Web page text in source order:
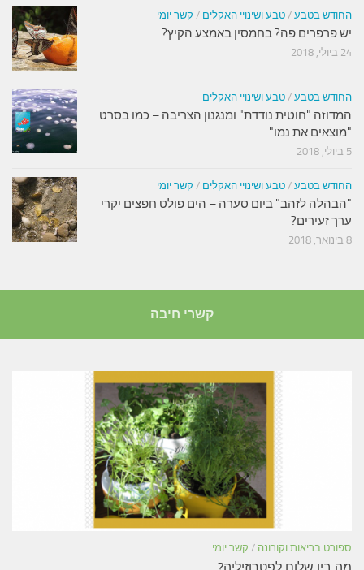
החודש בטבע / טבע ושינויי האקלים / קשר יומי
יש פרפרים פה? בחמסין באמצע הקיץ?
24 ביולי, 2018
החודש בטבע / טבע ושינויי האקלים
המדוזה "חוטית נודדת" ומנגנון הצריבה – כמו בסרט
"מוצאים את נמו"
5 ביולי, 2018
החודש בטבע / טבע ושינויי האקלים / קשר יומי
"הבהלה לזהב" ביום סערה – הים פולט חפצים יקרי
ערך זעירים?
8 בינואר, 2018
קשרי חיבה
ספורט בריאות וקורונה / קשר יומי